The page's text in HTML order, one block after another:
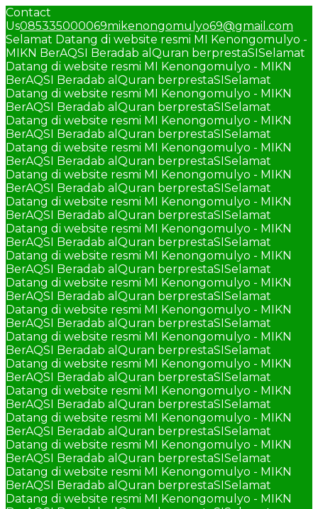
Contact
Us085335000069mikenongomulyo69@gmail.com
Selamat Datang di website resmi MI Kenongomulyo -
MIKN BerAQSI Beradab alQuran berprestaSISelamat
Datang di website resmi MI Kenongomulyo - MIKN
BerAQSI Beradab alQuran berprestaSISelamat
Datang di website resmi MI Kenongomulyo - MIKN
BerAQSI Beradab alQuran berprestaSISelamat
Datang di website resmi MI Kenongomulyo - MIKN
BerAQSI Beradab alQuran berprestaSISelamat
Datang di website resmi MI Kenongomulyo - MIKN
BerAQSI Beradab alQuran berprestaSISelamat
Datang di website resmi MI Kenongomulyo - MIKN
BerAQSI Beradab alQuran berprestaSISelamat
Datang di website resmi MI Kenongomulyo - MIKN
BerAQSI Beradab alQuran berprestaSISelamat
Datang di website resmi MI Kenongomulyo - MIKN
BerAQSI Beradab alQuran berprestaSISelamat
Datang di website resmi MI Kenongomulyo - MIKN
BerAQSI Beradab alQuran berprestaSISelamat
Datang di website resmi MI Kenongomulyo - MIKN
BerAQSI Beradab alQuran berprestaSISelamat
Datang di website resmi MI Kenongomulyo - MIKN
BerAQSI Beradab alQuran berprestaSISelamat
Datang di website resmi MI Kenongomulyo - MIKN
BerAQSI Beradab alQuran berprestaSISelamat
Datang di website resmi MI Kenongomulyo - MIKN
BerAQSI Beradab alQuran berprestaSISelamat
Datang di website resmi MI Kenongomulyo - MIKN
BerAQSI Beradab alQuran berprestaSISelamat
Datang di website resmi MI Kenongomulyo - MIKN
BerAQSI Beradab alQuran berprestaSISelamat
Datang di website resmi MI Kenongomulyo - MIKN
BerAQSI Beradab alQuran berprestaSISelamat
Datang di website resmi MI Kenongomulyo - MIKN
BerAQSI Beradab alQuran berprestaSISelamat
Datang di website resmi MI Kenongomulyo - MIKN